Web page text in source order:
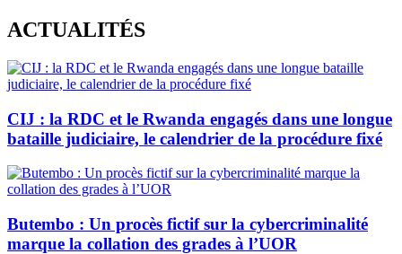
Skip
to
content
ACTUALITÉS
CIJ : la RDC et le Rwanda engagés dans une longue
bataille judiciaire, le calendrier de la procédure fixé
Butembo : Un procès fictif sur la cybercriminalité
marque la collation des grades à l’UOR